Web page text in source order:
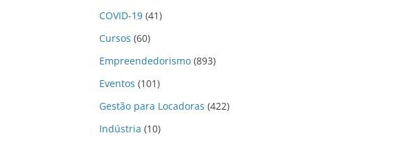
COVID-19 (41)
Cursos (60)
Empreendedorismo (893)
Eventos (101)
Gestão para Locadoras (422)
Indústria (10)